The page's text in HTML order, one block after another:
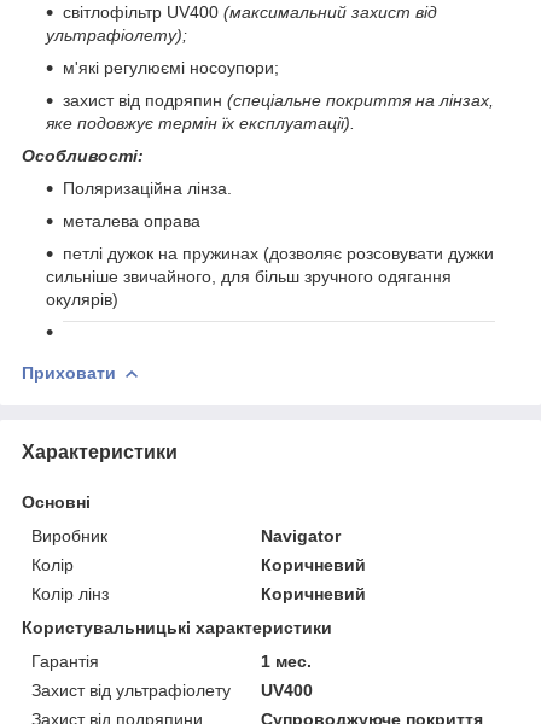
світлофільтр UV400 (максимальний захист від
ультрафіолету);
м'які регулюємі носоупори;
захист від подряпин (спеціальне покриття на лінзах,
яке подовжує термін їх експлуатації).
Особливості:
Поляризаційна лінза.
металева оправа
петлі дужок на пружинах (дозволяє розсовувати дужки
сильніше звичайного, для більш зручного одягання
окулярів)
Приховати
Характеристики
Основні
Виробник
Navigator
Колір
Коричневий
Колір лінз
Коричневий
Користувальницькі характеристики
Гарантія
1 мес.
Захист від ультрафіолету
UV400
Захист від подряпини
Супроводжуюче покриття